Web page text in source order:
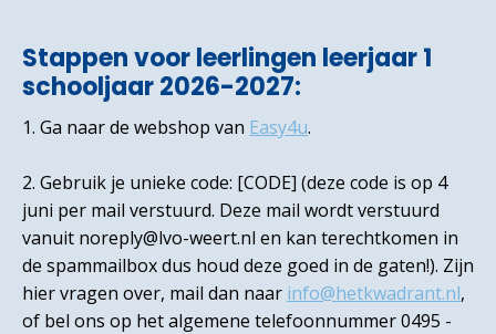
Stappen voor leerlingen leerjaar 1
schooljaar 2026-2027:
1. Ga naar de webshop van Easy4u.
2. Gebruik je unieke code: [CODE] (deze code is op 4
juni per mail verstuurd. Deze mail wordt verstuurd
vanuit noreply@lvo-weert.nl en kan terechtkomen in
de spammailbox dus houd deze goed in de gaten!). Zijn
hier vragen over, mail dan naar info@hetkwadrant.nl,
of bel ons op het algemene telefoonnummer 0495 -